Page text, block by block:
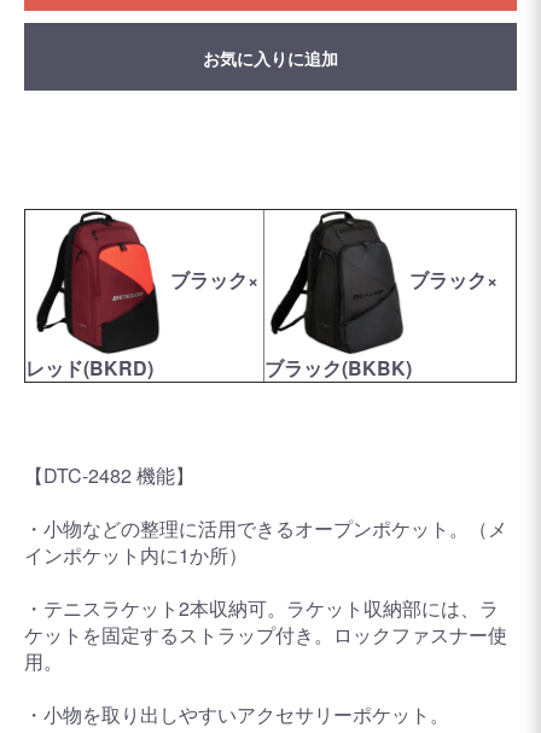
お気に入りに追加
ブラック×
レッド(BKRD)
ブラック×
ブラック(BKBK)
【DTC-2482 機能】
・小物などの整理に活用できるオープンポケット。（メ
インポケット内に1か所）
・テニスラケット2本収納可。ラケット収納部には、ラ
ケットを固定するストラップ付き。ロックファスナー使
用。
・小物を取り出しやすいアクセサリーポケット。